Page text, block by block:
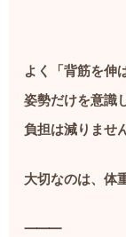
よく「背筋を伸
姿勢だけを意識
負担は減りませ
大切なのは、体
⸻